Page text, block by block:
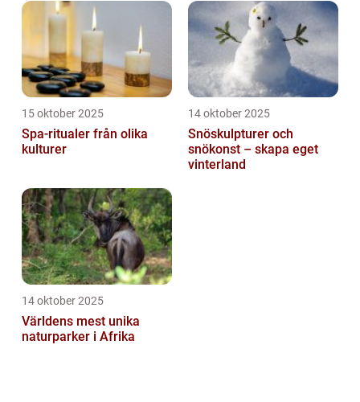
15 oktober 2025
Spa-ritualer från olika
kulturer
14 oktober 2025
Snöskulpturer och
snökonst – skapa eget
vinterland
14 oktober 2025
Världens mest unika
naturparker i Afrika